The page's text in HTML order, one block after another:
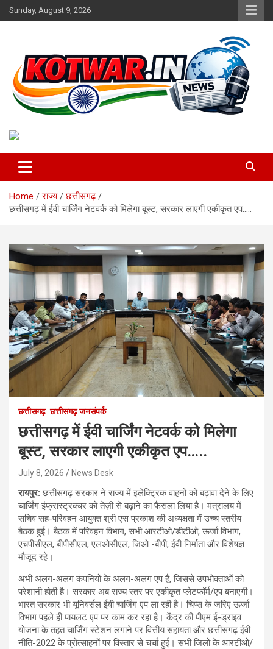
Skip
to
Sunday, August 9, 2026
kotwar.in
Home राज्य
छत्तीसगढ़
छत्तीसगढ़ में ईवी चार्जिंग नेटवर्क को मिलेगा बूस्ट, सरकार लाएगी एकीकृत एप…..
छत्तीसगढ़ छत्तीसगढ़ जनसंपर्क
छत्तीसगढ़ में ईवी चार्जिंग नेटवर्क को मिलेगा
बूस्ट, सरकार लाएगी एकीकृत एप…..
July 8, 2026 News Desk
रायपुर:छत्तीसगढ़ सरकार ने राज्य में इलेक्ट्रिक वाहनों को बढ़ावा देने के लिए
चार्जिंग इंफ्रास्ट्रक्चर को तेज़ी से बढ़ाने का फैसला लिया है। मंत्रालय में
सचिव सह-परिवहन आयुक्त श्री एस प्रकाश की अध्यक्षता में उच्च स्तरीय
बैठक हुई। बैठक में परिवहन विभाग, सभी आरटीओ/डीटीओ, ऊर्जा विभाग,
एचपीसीएल, बीपीसीएल, एलओसीएल, जिओ -बीपी, ईवी निर्माता और विशेषज्ञ
मौजूद रहे।
अभी अलग-अलग कंपनियों के अलग-अलग एप हैं, जिससे उपभोक्ताओं को
परेशानी होती है। सरकार अब राज्य स्तर पर एकीकृत प्लेटफॉर्म/एप बनाएगी।
भारत सरकार भी यूनिवर्सल ईवी चार्जिंग एप ला रही है। चिप्स के जरिए ऊर्जा
विभाग पहले ही पायलट एप पर काम कर रहा है। केंद्र की पीएम ई-ड्राइव
योजना के तहत चार्जिंग स्टेशन लगाने पर वित्तीय सहायता और छत्तीसगढ़ ईवी
नीति-2022 के प्रोत्साहनों पर विस्तार से चर्चा हुई। सभी जिलों के आरटीओ/